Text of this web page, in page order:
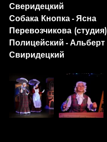
Сверидецкий
Собака Кнопка - Ясна
Перевозчикова (студия)
Полицейский - Альберт
Свиридецкий